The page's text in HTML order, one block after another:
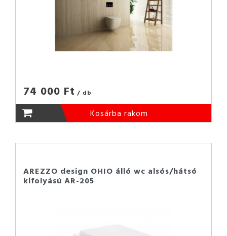
74 000 Ft / db
Kosárba rakom
AREZZO design OHIO álló wc alsós/hátsó
kifolyású AR-205